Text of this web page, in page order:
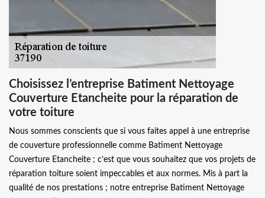
Choisissez l’entreprise Batiment Nettoyage
Couverture Etancheite pour la réparation de
votre toiture
Nous sommes conscients que si vous faites appel à une entreprise
de couverture professionnelle comme Batiment Nettoyage
Couverture Etancheite ; c’est que vous souhaitez que vos projets de
réparation toiture soient impeccables et aux normes. Mis à part la
qualité de nos prestations ; notre entreprise Batiment Nettoyage